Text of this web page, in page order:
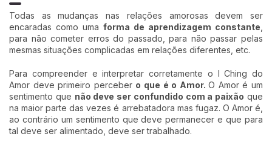
Todas as mudanças nas relações amorosas devem ser
encaradas como uma forma de aprendizagem constante
para não cometer erros do passado, para não passar pelas
mesmas situações complicadas em relações diferentes, etc.
Para compreender e interpretar corretamente o I Ching do
Amor deve primeiro perceber o que é o Amor.O Amor é um
sentimento que não deve ser confundido com a paixão que
na maior parte das vezes é arrebatadora mas fugaz. O Amor é,
ao contrário um sentimento que deve permanecer e que para
tal deve ser alimentado, deve ser trabalhado.